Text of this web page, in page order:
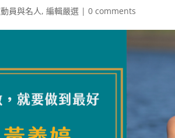
員與名人,編輯嚴選 |0 comments